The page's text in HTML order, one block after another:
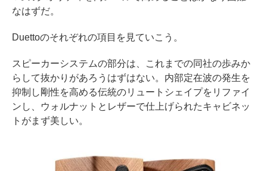
なはずだ。
Duettoのそれぞれの項目を見ていこう。
スピーカーシステムの部分は、これまでの同社の歩みか
らして抜かりがあろうはずはない。内部定在波の発生を
抑制し剛性を高める伝統のリュートシェイプをリファイ
ンし、ウォルナットとレザーで仕上げられたキャビネッ
トがまず美しい。